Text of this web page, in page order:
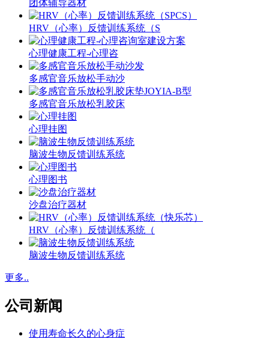
团体辅导器材
HRV（心率）反馈训练系统（S
心理健康工程-心理咨
多感官音乐放松手动沙
多感官音乐放松乳胶床
心理挂图
脑波生物反馈训练系统
心理图书
沙盘治疗器材
HRV（心率）反馈训练系统（
脑波生物反馈训练系统
更多..
公司新闻
使用寿命长久的心身症